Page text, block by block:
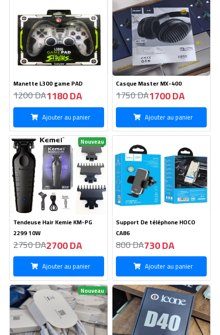
Tendeuse Hair Kemie KM-PG
2299 10W
2750 DA2700 DA
Support De téléphone HOCO
CA86
800 DA730 DA
Ajouter au panier
Nouveau
Cable USB Type C
150 DA180 DA
Ajouter au panier
Recpteur iCone D40
2990 DA2900 DA
Ajouter au panier
Cutter Knife 12 pces
250 DA220 DA
Table lamp LED
810 DA790 DA